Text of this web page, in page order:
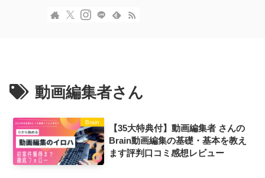
動画編集者さん
Brain
【35大特典付】動画編集者 さんの
Brain動画編集の基礎・基本を教え
ます評判口コミ感想レビュー